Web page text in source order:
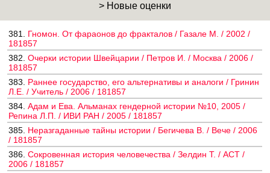
> Новые оценки
381. Гномон. От фараонов до фракталов / Газале М. / 2002 /
181857
382. Очерки истории Швейцарии / Петров И. / Москва / 2006 /
181857
383. Раннее государство, его альтернативы и аналоги / Гринин
Л.Е. / Учитель / 2006 / 181857
384. Адам и Ева. Альманах гендерной истории №10, 2005 /
Репина Л.П. / ИВИ РАН / 2005 / 181857
385. Неразгаданные тайны истории / Бегичева В. / Вече / 2006
/ 181857
386. Сокровенная история человечества / Зелдин Т. / АСТ /
2006 / 181857